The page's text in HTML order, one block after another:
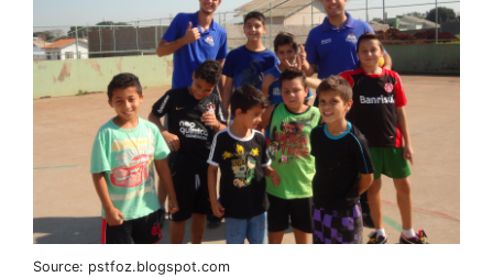
Source: pstfoz.blogspot.com